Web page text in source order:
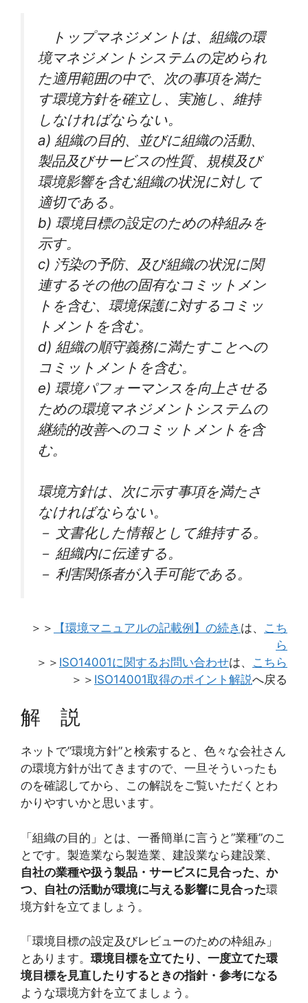
トップマネジメントは、組織の環
境マネジメントシステムの定められ
た適用範囲の中で、次の事項を満た
す環境方針を確立し、実施し、維持
しなければならない。
a) 組織の目的、並びに組織の活動、
製品及びサービスの性質、規模及び
環境影響を含む組織の状況に対して
適切である。
b) 環境目標の設定のための枠組みを
示す。
c) 汚染の予防、及び組織の状況に関
連するその他の固有なコミットメン
トを含む、環境保護に対するコミッ
トメントを含む。
d) 組織の順守義務に満たすことへの
コミットメントを含む。
e) 環境パフォーマンスを向上させる
ための環境マネジメントシステムの
継続的改善へのコミットメントを含
む。
環境方針は、次に示す事項を満たさ
なければならない。
－ 文書化した情報として維持する。
－ 組織内に伝達する。
－ 利害関係者が入手可能である。
＞＞ 【環境マニュアルの記載例】の続き は、 こち
ら
＞＞ ISO14001に関するお問い合わせは、 こちら
＞＞ ISO14001取得のポイント解説へ戻る
解 説
ネットで”環境方針”と検索すると、色々な会社さん
の環境方針が出てきますので、一旦そういったも
のを確認してから、この解説をご覧いただくとわ
かりやすいかと思います。
「組織の目的」とは、一番簡単に言うと”業種”のこ
とです。製造業なら製造業、建設業なら建設業、
自社の業種や扱う製品・サービスに見合った、か
つ、自社の活動が環境に与える影響に見合った環
境方針を立てましょう。
「環境目標の設定及びレビューのための枠組み」
とあります。 環境目標を立てたり、一度立てた環
境目標を見直したりするときの指針・参考になる
ような環境方針を立てましょう。